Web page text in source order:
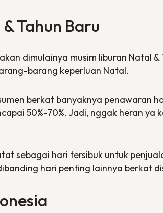
Tahun Baru
dimulainya musim liburan Natal
barang keperluan Natal.
berkat banyaknya penawaran
50%-70%. Jadi, nggak heran ya
sebagai hari tersibuk untuk
hari penting lainnya berkat